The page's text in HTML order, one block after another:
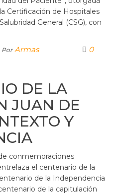
Certificación de Hospitales
General (CSG), con
Por Armas 0
DE LA
JUAN DE
Y
conmemoraciones
el centenario de la
de la Independencia
de la capitulación